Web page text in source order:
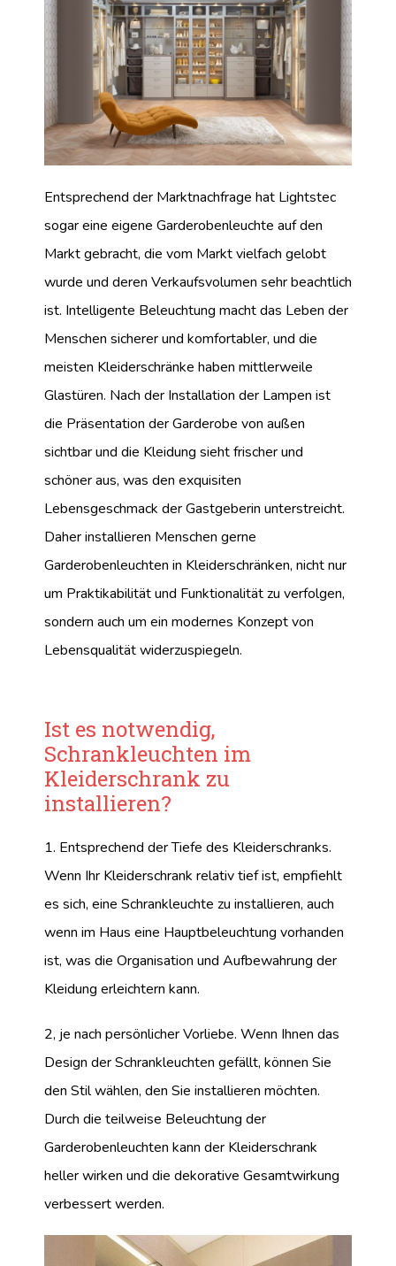
Entsprechend der Marktnachfrage hat Lightstec
sogar eine eigene Garderobenleuchte auf den
Markt gebracht, die vom Markt vielfach gelobt
wurde und deren Verkaufsvolumen sehr beachtlich
ist. Intelligente Beleuchtung macht das Leben der
Menschen sicherer und komfortabler, und die
meisten Kleiderschränke haben mittlerweile
Glastüren. Nach der Installation der Lampen ist
die Präsentation der Garderobe von außen
sichtbar und die Kleidung sieht frischer und
schöner aus, was den exquisiten
Lebensgeschmack der Gastgeberin unterstreicht.
Daher installieren Menschen gerne
Garderobenleuchten in Kleiderschränken, nicht nur
um Praktikabilität und Funktionalität zu verfolgen,
sondern auch um ein modernes Konzept von
Lebensqualität widerzuspiegeln.
Ist es notwendig,
Schrankleuchten im
Kleiderschrank zu
installieren?
1. Entsprechend der Tiefe des Kleiderschranks.
Wenn Ihr Kleiderschrank relativ tief ist, empfiehlt
es sich, eine Schrankleuchte zu installieren, auch
wenn im Haus eine Hauptbeleuchtung vorhanden
ist, was die Organisation und Aufbewahrung der
Kleidung erleichtern kann.
2, je nach persönlicher Vorliebe. Wenn Ihnen das
Design der Schrankleuchten gefällt, können Sie
den Stil wählen, den Sie installieren möchten.
Durch die teilweise Beleuchtung der
Garderobenleuchten kann der Kleiderschrank
heller wirken und die dekorative Gesamtwirkung
verbessert werden.